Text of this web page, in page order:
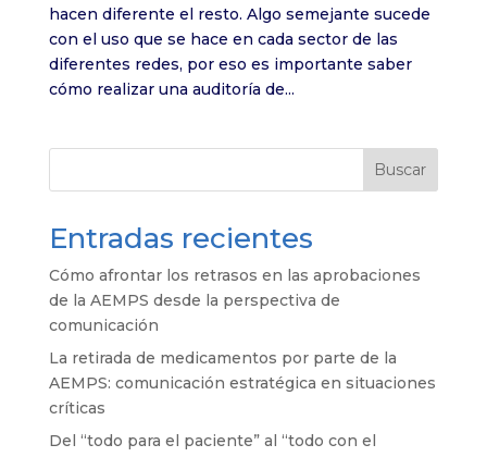
hacen diferente el resto. Algo semejante sucede
con el uso que se hace en cada sector de las
diferentes redes, por eso es importante saber
cómo realizar una auditoría de...
Buscar
Entradas recientes
Cómo afrontar los retrasos en las aprobaciones
de la AEMPS desde la perspectiva de
comunicación
La retirada de medicamentos por parte de la
AEMPS: comunicación estratégica en situaciones
críticas
Del “todo para el paciente” al “todo con el